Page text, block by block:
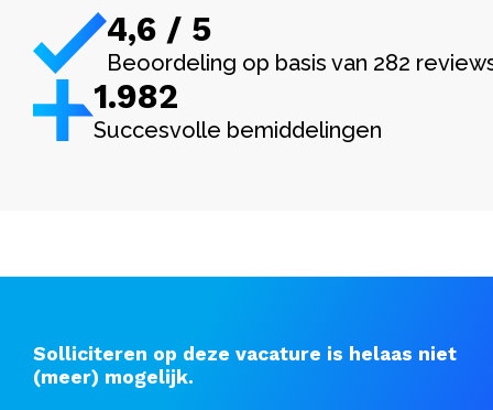
4,6 / 5
Beoordeling op basis van 282
1.982
Succesvolle bemiddelingen
Solliciteren op deze vacature is helaas niet
(meer) mogelijk.